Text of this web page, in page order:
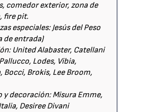
comedor exterior, zona de
fire pit.
especiales: Jesús del Peso
de entrada)
United Alabaster, Catellani
Lodes, Vibia,
Bocci, Brokis, Lee Broom,
y decoración: Misura Emme,
Desiree Divani